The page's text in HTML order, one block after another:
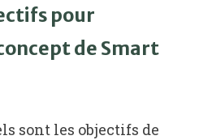
pour
de Smart
sont les objectifs de